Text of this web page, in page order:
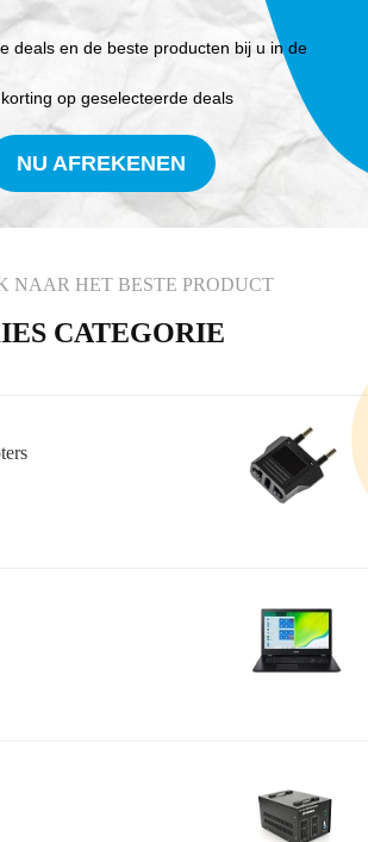
deals en de beste producten bij u in de
op geselecteerde deals
NU AFREKENEN
NAAR HET BESTE PRODUCT
CATEGORIE